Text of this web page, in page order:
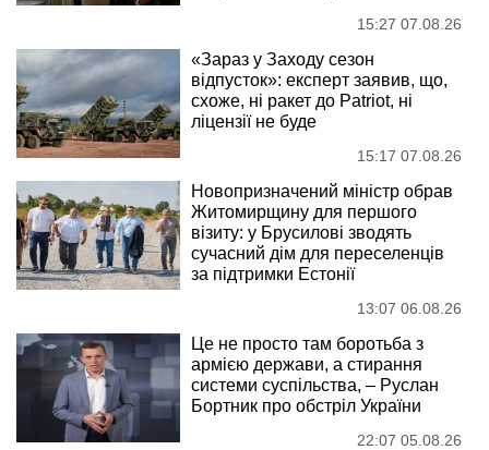
15:27 07.08.26
«Зараз у Заходу сезон
відпусток»: експерт заявив, що,
схоже, ні ракет до Patriot, ні
ліцензії не буде
15:17 07.08.26
Новопризначений міністр обрав
Житомирщину для першого
візиту: у Брусилові зводять
сучасний дім для переселенців
за підтримки Естонії
13:07 06.08.26
Це не просто там боротьба з
армією держави, а стирання
системи суспільства, – Руслан
Бортник про обстріл України
22:07 05.08.26